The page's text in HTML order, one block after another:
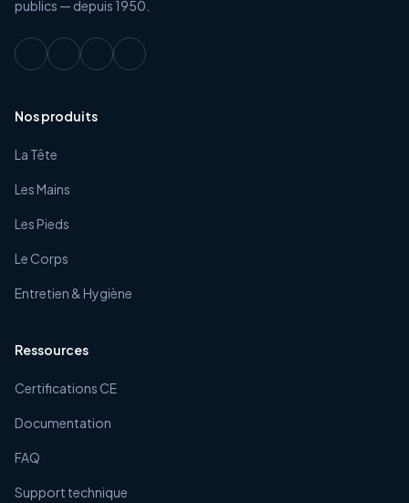
publics — depuis 1950.
Nos produits
La Tête
Les Mains
Les Pieds
Le Corps
Entretien & Hygiène
Ressources
Certifications CE
Documentation
FAQ
Support technique